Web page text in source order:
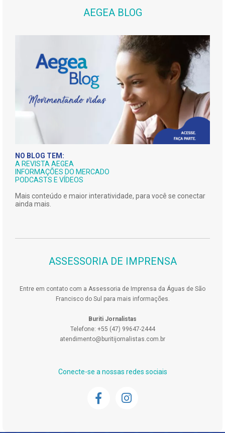
AEGEA BLOG
NO BLOG TEM:
A REVISTA AEGEA
INFORMAÇÕES DO MERCADO
PODCASTS E VÍDEOS
Mais conteúdo e maior interatividade, para você se conectar
ainda mais.
ASSESSORIA DE IMPRENSA
Entre em contato com a Assessoria de Imprensa da Águas de São
Francisco do Sul para mais informações.
Buriti Jornalistas
Telefone: +55 (47) 99647-2444
atendimento@buritijornalistas.com.br
Conecte-se a nossas redes sociais